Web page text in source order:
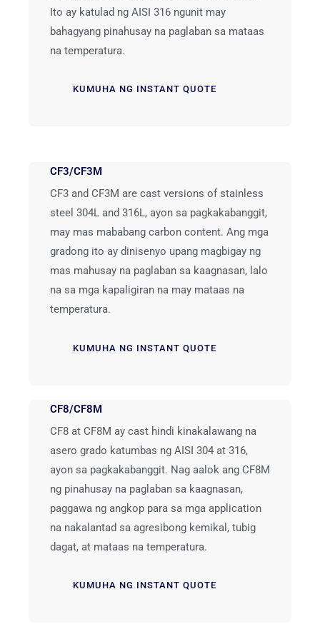
Ito ay katulad ng AISI 316 ngunit may
bahagyang pinahusay na paglaban sa mataas
na temperatura.
KUMUHA NG INSTANT QUOTE
CF3/CF3M
CF3 and CF3M are cast versions of stainless
steel 304L and 316L, ayon sa pagkakabanggit,
may mas mababang carbon content. Ang mga
gradong ito ay dinisenyo upang magbigay ng
mas mahusay na paglaban sa kaagnasan, lalo
na sa mga kapaligiran na may mataas na
temperatura.
KUMUHA NG INSTANT QUOTE
CF8/CF8M
CF8 at CF8M ay cast hindi kinakalawang na
asero grado katumbas ng AISI 304 at 316,
ayon sa pagkakabanggit. Nag aalok ang CF8M
ng pinahusay na paglaban sa kaagnasan,
paggawa ng angkop para sa mga application
na nakalantad sa agresibong kemikal, tubig
dagat, at mataas na temperatura.
KUMUHA NG INSTANT QUOTE